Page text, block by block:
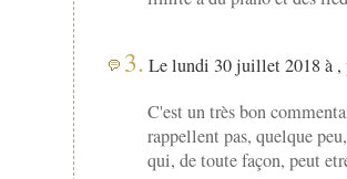
3. Le lundi 30 juillet 2018 à
C'est un très bon
rappellent pas, quelque
qui, de toute façon, peut